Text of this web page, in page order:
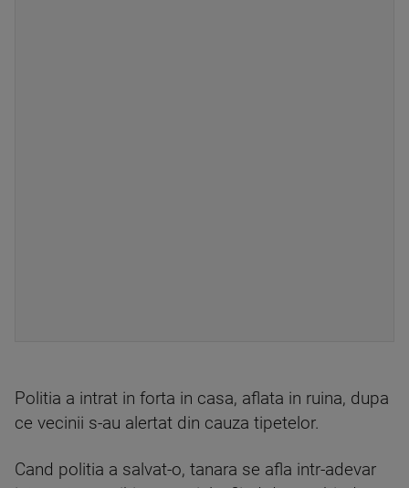
Politia a intrat in forta in casa, aflata in ruina, dupa
ce vecinii s-au alertat din cauza tipetelor.
Cand politia a salvat-o, tanara se afla intr-adevar